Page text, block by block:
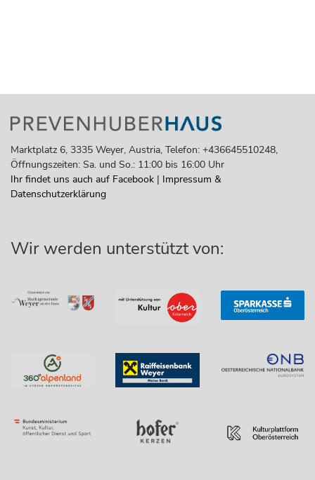
Marktplatz 6, 3335 Weyer, Austria, Telefon: +436645510248,
Öffnungszeiten: Sa. und So.: 11:00 bis 16:00 Uhr
Ihr findet uns auch auf Facebook | Impressum &
Datenschutzerklärung
Wir werden unterstützt von: